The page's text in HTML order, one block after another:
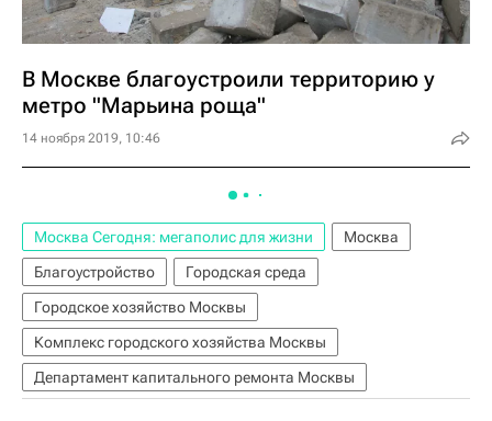
В Москве благоустроили территорию у
метро "Марьина роща"
14 ноября 2019, 10:46
Москва Сегодня: мегаполис для жизни
Москва
Благоустройство
Городская среда
Городское хозяйство Москвы
Комплекс городского хозяйства Москвы
Департамент капитального ремонта Москвы